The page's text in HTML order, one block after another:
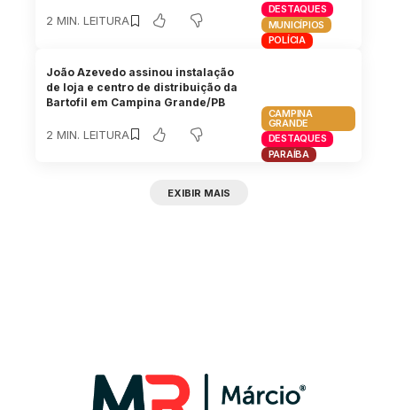
DESTAQUES
MUNICÍPIOS
POLÍCIA
2 MIN. LEITURA
CAMPINA
GRANDE
DESTAQUES
PARAÍBA
João Azevedo assinou instalação
de loja e centro de distribuição da
Bartofil em Campina Grande/PB
2 MIN. LEITURA
EXIBIR MAIS